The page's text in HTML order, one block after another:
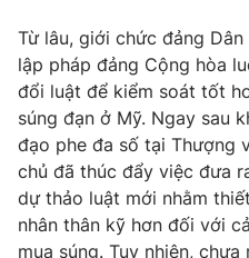
Cơ quan chủ quản: Đài Truyền
Cơ quan báo chí: Thời báo VTV
Giấy phép hoạt động báo in và
cấp ngày 29/12/2023
Tổng Biên tập:Vũ Thanh Thủy
Phó Tổng Biên tập:
Nguyễn Thị
Nguyễn Trọng Ninh
Tổng đài VTV: 024.38 355
Từ lâu, giới chức đảng
lập pháp đảng Cộng hòa
đổi luật để kiểm soát tốt
súng đạn ở Mỹ. Ngay sau
đạo phe đa số tại Thượng
chủ đã thúc đẩy việc đưa
dự thảo luật mới nhằm
nhân thân kỹ hơn đối với
mua súng. Tuy nhiên,